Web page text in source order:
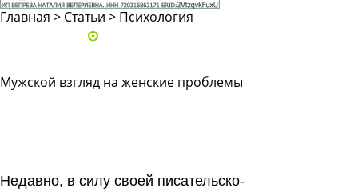
Главная > Статьи > Психология
Мужской взгляд на женские проблемы
Недавно, в силу своей писательско-